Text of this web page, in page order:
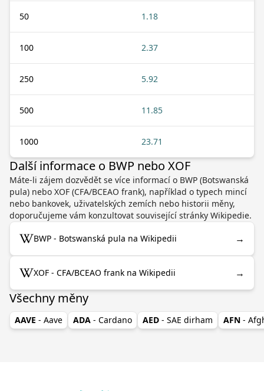
50 1.18
100 2.37
250 5.92
500 11.85
1000 23.71
Další informace o BWP nebo XOF
Máte-li zájem dozvědět se více informací o BWP (Botswanská
pula) nebo XOF (CFA/BCEAO frank), například o typech mincí
nebo bankovek, uživatelských zemích nebo historii měny,
doporučujeme vám konzultovat související stránky Wikipedie.
BWP - Botswanská pula na Wikipedii →
XOF - CFA/BCEAO frank na Wikipedii →
Všechny měny
AAVE - Aave ADA - Cardano AED - SAE dirham AFN -